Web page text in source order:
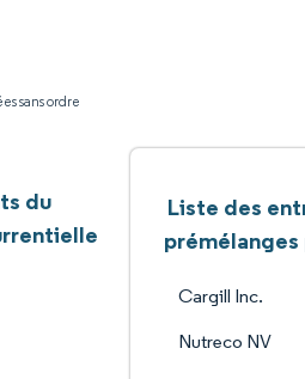
sans ordre
du
Liste des
Cargill Inc.
Nutreco NV